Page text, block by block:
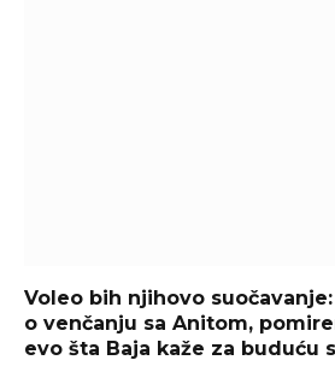
Voleo bih njihovo
o venčanju sa Anitom,
evo šta Baja kaže za buduću